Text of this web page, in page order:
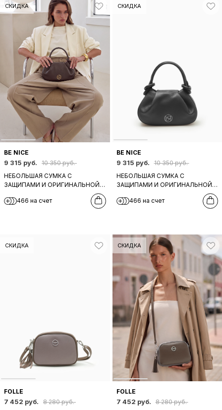
СКИДКА
BE NICE
9 315 руб.
10 350 руб.
НЕБОЛЬШАЯ СУМКА С
ЗАЩИПАМИ И ОРИГИНАЛЬНОЙ
НАТУРАЛЬНОЙ ТЕМНО-
466 на счет
СКИДКА
BE NICE
9 315 руб.
10 350 руб.
НЕБОЛЬШАЯ СУМКА С
ЗАЩИПАМИ И ОРИГИНАЛЬНОЙ
НАТУРАЛЬНОЙ ЧЕРНОЙ КОЖИ
466 на счет
СКИДКА
FOLLE
7 452 руб.
8 280 руб.
СКИДКА
FOLLE
7 452 руб.
8 280 руб.